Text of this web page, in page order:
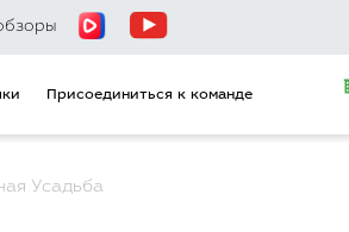
Присоединиться к команде
Усадьба